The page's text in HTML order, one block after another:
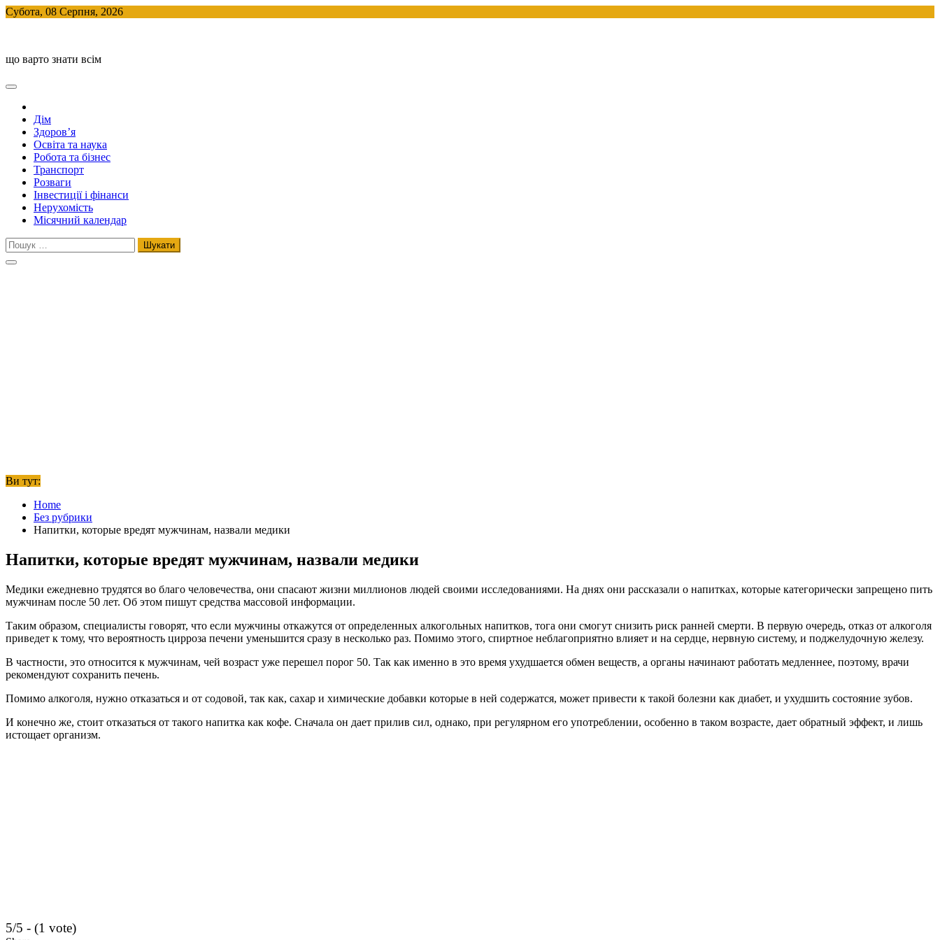
Skip
Субота, 08 Серпня, 2026
що варто знати всім
Дім
Здоров’я
Освіта та наука
Робота та бізнес
Транспорт
Розваги
Інвестиції і фінанси
Нерухомість
Місячний календар
Пошук:
Ви тут:
Home
Без рубрики
Напитки, которые вредят мужчинам, назвали медики
Напитки, которые вредят мужчинам, назвали медики
Медики ежедневно трудятся во благо человечества, они спасают жизни миллионов людей своими исследованиями. На днях они рассказали о напитках, которые категорически запрещено пить
мужчинам после 50 лет. Об этом пишут средства массовой информации.
Таким образом, специалисты говорят, что если мужчины откажутся от определенных алкогольных напитков, тога они смогут снизить риск ранней смерти. В первую очередь, отказ от алкоголя
приведет к тому, что вероятность цирроза печени уменьшится сразу в несколько раз. Помимо этого, спиртное неблагоприятно влияет и на сердце, нервную систему, и поджелудочную железу.
В частности, это относится к мужчинам, чей возраст уже перешел порог 50. Так как именно в это время ухудшается обмен веществ, а органы начинают работать медленнее, поэтому, врачи
рекомендуют сохранить печень.
Помимо алкоголя, нужно отказаться и от содовой, так как, сахар и химические добавки которые в ней содержатся, может привести к такой болезни как диабет, и ухудшить состояние зубов.
И конечно же, стоит отказаться от такого напитка как кофе. Сначала он дает прилив сил, однако, при регулярном его употреблении, особенно в таком возрасте, дает обратный эффект, и лишь
истощает организм.
5/5 - (1 vote)